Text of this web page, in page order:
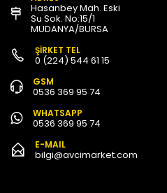
Hasanbey Mah. Eski
Su Sok. No:15/1
MUDANYA/BURSA
ŞİRKET TEL
0 (224) 544 61 15
GSM
0536 369 95 74
WHATSAPP
0536 369 95 74
E-MAIL
bilgi@avcimarket.com